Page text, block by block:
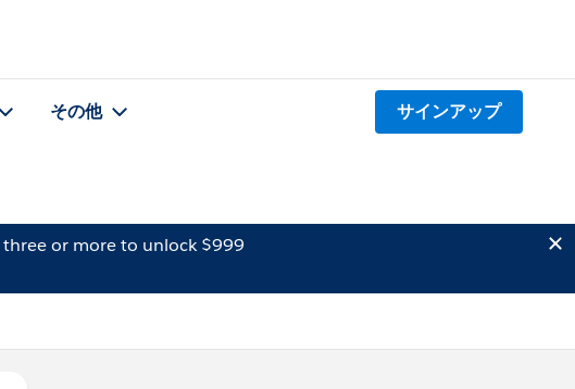
その他 サインアップ
three or more to unlock $999